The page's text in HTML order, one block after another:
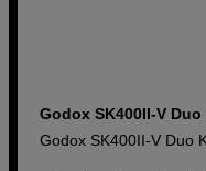
Godox SK400II-V
Godox SK400II-V Duo